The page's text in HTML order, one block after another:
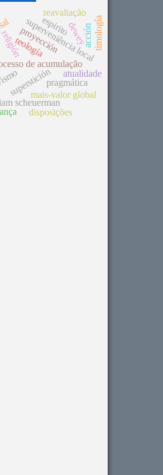
superstición
proyección
de acumulação
mais-valor global
superveniência local
religión dewey
teología
espirito
scheuerman
reavaliação
pragmática
disposições
timología
acción
atualidade